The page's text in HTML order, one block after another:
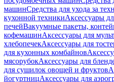
машинСредства для ухода за
кухонной техникиАксессуары
печейВакуумные пакеты,
кофемашинАксессуары для
хлебопечекАксессуары для
для кухонных комбайнов
мясорубокАксессуары для
для сушилок овощей и фруктов
йогуртницАксессуары для